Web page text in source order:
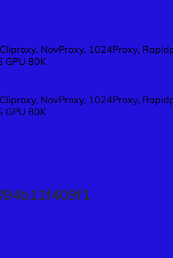
NovProxy, 1024Proxy,
GPU 80K
NovProxy, 1024Proxy,
GPU 80K